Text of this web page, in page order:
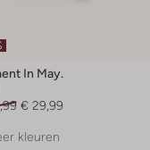
In May.
€ 29,99
kleuren